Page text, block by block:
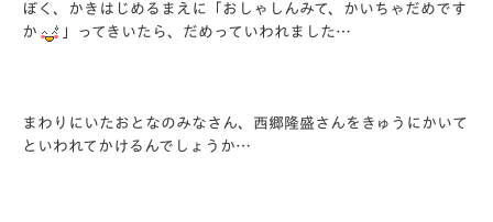
ぼく、かきはじめるまえに「おしゃしんみて、
かいちゃだめです
か
」ってきいたら、だめっていわれました…
まわりにいたおとなのみなさん、西郷隆盛さんをきゅうにかいて
といわれてかけるんでしょうか…